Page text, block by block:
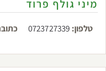
מיני גולף פרוד
טלפון: 0723727339